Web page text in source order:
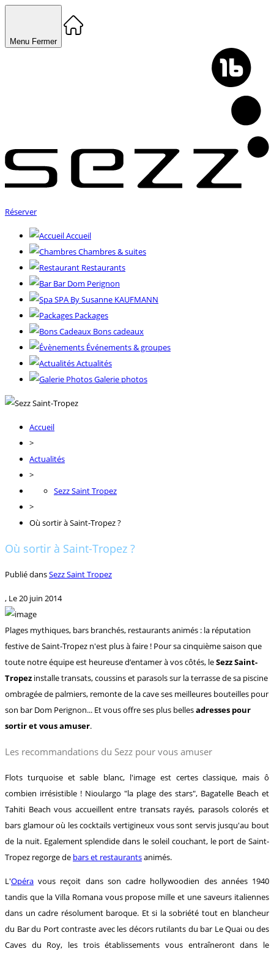
Menu Fermer
Réserver
Accueil
Chambres & suites
Restaurants
Bar Dom Perignon
SPA By Susanne KAUFMANN
Packages
Bons cadeaux
Événements & groupes
Actualités
Galerie photos
Accueil
>
Actualités
>
Sezz Saint Tropez
>
Où sortir à Saint-Tropez ?
Où sortir à Saint-Tropez ?
Publié dansSezz Saint Tropez
, Le20 juin 2014
Plages mythiques, bars branchés, restaurants animés : la réputation
festive de Saint-Tropez n'est plus à faire ! Pour sa cinquième saison que
toute notre équipe est heureuse d’entamer à vos côtés, leSezz Saint-
Tropez installe transats, coussins et parasols sur la terrasse de sa piscine
ombragée de palmiers, remonte de la cave ses meilleures bouteilles pour
son bar Dom Perignon... Et vous offre ses plus bellesadresses pour
sortir et vous amuser.
Les recommandations du Sezz pour vous amuser
Flots turquoise et sable blanc, l'image est certes classique, mais ô
combien irrésistible ! Nioulargo "la plage des stars", Bagatelle Beach et
Tahiti Beach vous accueillent entre transats rayés, parasols colorés et
bars glamour où les cocktails vertigineux vous sont servis jusqu'au bout
de la nuit. Egalement splendide dans le soleil couchant, le port de Saint-
Tropez regorge de bars et restaurantsanimés.
L'Opéra vous reçoit dans son cadre hollywoodien des années 1940
tandis que la Villa Romana vous propose mille et une saveurs italiennes
dans un cadre résolument baroque. Et si la sobriété tout en blancheur
du Bar du Port contraste avec les décors rutilants du bar Le Quai ou des
Caves du Roy, les trois établissements vous entraîneront dans le